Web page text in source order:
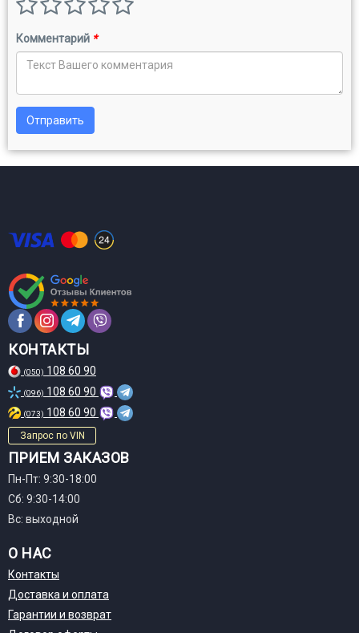
Комментарий *
Отправить
КОНТАКТЫ
(050) 108 60 90
(096) 108 60 90
(073) 108 60 90
Запрос по VIN
ПРИЕМ ЗАКАЗОВ
Пн-Пт: 9:30-18:00
Сб: 9:30-14:00
Вс: выходной
О НАС
Контакты
Доставка и оплата
Гарантии и возврат